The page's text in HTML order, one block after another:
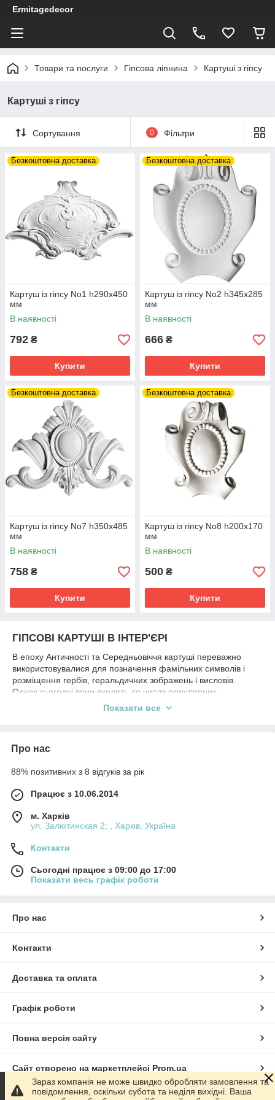
Ermitagedecor
Товари та послуги Гіпсова ліпнина Картуші з гіпсу
Картуші з гіпсу
Сортування 0 Фільтри
Безкоштовна доставка
Картуш із гіпсу No1 h290x450
мм
В наявності
792 ₴
Купити
Безкоштовна доставка
Картуш із гіпсу No2 h345x285
мм
В наявності
666 ₴
Купити
Безкоштовна доставка
Картуш із гіпсу No7 h350x485
мм
В наявності
758 ₴
Купити
Безкоштовна доставка
Картуш із гіпсу No8 h200x170
мм
В наявності
500 ₴
Купити
ГІПСОВІ КАРТУШІ В ІНТЕР'ЄРІ
В епоху Античності та Середньовіччя картуші переважно
використовувалися для позначення фамільних символів і
розміщення гербів, геральдичних зображень і висловів.
Однак сьогодні вони входять до числа популярних
архітектурних прикрас, які використовуються для
рішенням. Вироби чудово підкреслять аристократичність
ВАРІАНТИ ДИЗАЙНУ
У нашому каталозі ви можете вибрати опуклі картуші,
створені у вигляді щита або полуразвернутого сувою з
завитками. Всі вироби представлені в білому кольорі і мають
місце для розміщення герба, вензелі або емблеми.
У нашій компанії ви можете купити вже готовий виріб, а також
замовити виготовлення ліпного декору за індивідуальними
Для створення декоративних елементів використовуються
екологічно безпечні матеріали – гіпс високої якості, який
володіє міцністю і стійкістю до вогню.
Показати все
Про нас
88% позитивних з 8 відгуків за рік
Працює з 10.06.2014
м. Харків
ул. Залютинская 2; , Харків, Україна
Контакти
Сьогодні працює з 09:00 до 17:00
Показати весь графік роботи
Про нас
Контакти
Доставка та оплата
Графік роботи
Повна версія сайту
Сайт створено на маркетплейсі Prom.ua
Зараз компанія не може швидко обробляти замовлення та
повідомлення, оскільки субота та неділя вихідні. Ваша